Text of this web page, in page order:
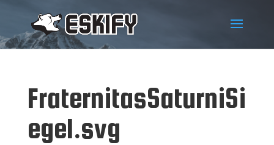
FraternitasSaturniSi
egel.svg